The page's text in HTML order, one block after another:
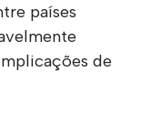
países
de